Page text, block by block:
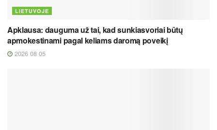
LIETUVOJE
Apklausa: dauguma už tai, kad sunkiasvoriai būtų
apmokestinami pagal keliams daromą poveikį
2026 08 05